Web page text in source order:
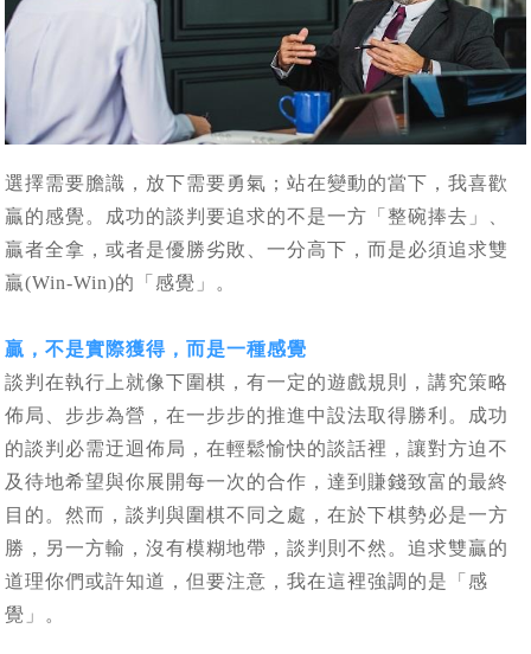
選擇需要膽識，放下需要勇氣；站在變動的當下，我喜歡
贏的感覺。成功的談判要追求的不是一方「整碗捧去」、
贏者全拿，或者是優勝劣敗、一分高下，而是必須追求雙
贏(Win-Win)的「感覺」。
贏，不是實際獲得，而是一種感覺
談判在執行上就像下圍棋，有一定的遊戲規則，講究策略
佈局、步步為營，在一步步的推進中設法取得勝利。成功
的談判必需迂迴佈局，在輕鬆愉快的談話裡，讓對方迫不
及待地希望與你展開每一次的合作，達到賺錢致富的最終
目的。然而，談判與圍棋不同之處，在於下棋勢必是一方
勝，另一方輸，沒有模糊地帶，談判則不然。追求雙贏的
道理你們或許知道，但要注意，我在這裡強調的是「感
覺」。